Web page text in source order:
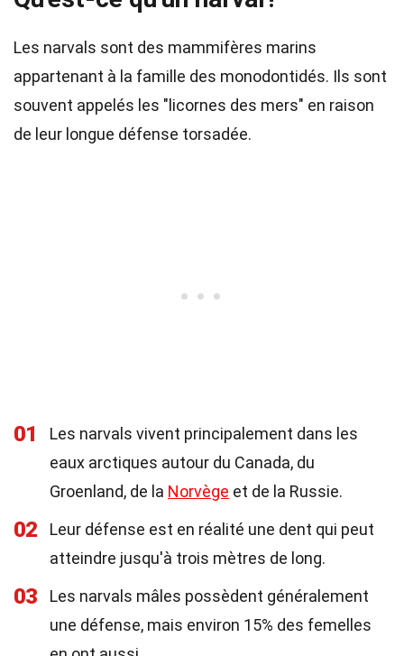
Les narvals sont des mammifères marins
appartenant à la famille des monodontidés. Ils sont
souvent appelés les "licornes des mers" en raison
de leur longue défense torsadée.
01
Les narvals vivent principalement dans les
eaux arctiques autour du Canada, du
Groenland, de la Norvège et de la Russie.
02
Leur défense est en réalité une dent qui peut
atteindre jusqu'à trois mètres de long.
03
Les narvals mâles possèdent généralement
une défense, mais environ 15% des femelles